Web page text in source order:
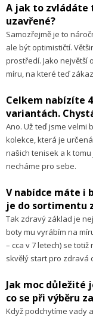
A jak to zvládáte
uzavřené?
Samozřejmě je to
ale být optimističtí.
prostředí. Jako největší
míru, na které teď
Celkem nabízíte
variantách.
Ano. Už teď jsme velmi
kolekce, která je
našich tenisek a k
necháme pro sebe.
V nabídce máte i
je do sortimentu
Tak zdravý základ je
boty mu vyrábím na
– cca v 7 letech) se
skvělý start pro zdravá
Jak moc důležité
co se při výběru
Když podchytíme vady